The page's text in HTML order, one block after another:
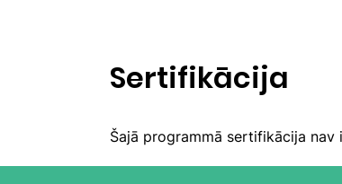
Sertifikācija
Šajā programmā sertifikācija nav